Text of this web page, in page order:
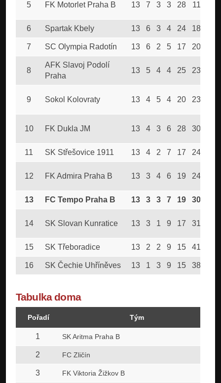
5 FK Motorlet Praha B 13 7 3 3 28 11
6 Spartak Kbely 13 6 3 4 24 18
7 SC Olympia Radotín 13 6 2 5 17 20
8
AFK Slavoj Podolí
Praha
13 5 4 4 25 23
9 Sokol Kolovraty 13 4 5 4 20 23
10 FK Dukla JM 13 4 3 6 28 30
11 SK Střešovice 1911 13 4 2 7 17 24
12 FK Admira Praha B 13 3 4 6 19 24
13 FC Tempo Praha B 13 3 3 7 19 30
14 SK Slovan Kunratice 13 3 1 9 17 31
15 SK Třeboradice 13 2 2 9 15 41
16 SK Čechie Uhříněves 13 1 3 9 15 38
Tabulka doma
Pořadí Tým
1 SK Aritma Praha B
2 FC Zličín
3 FK Viktoria Žižkov B